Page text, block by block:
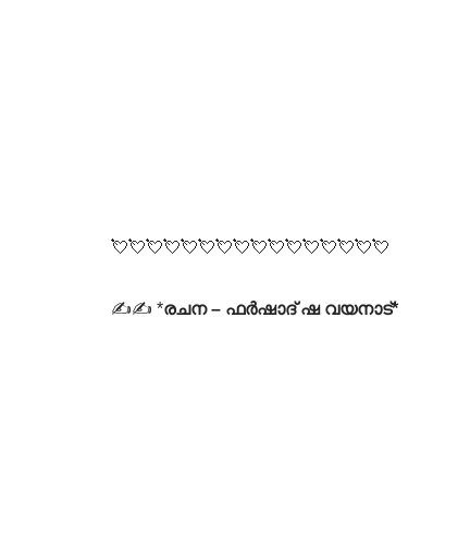
💘💘💘💘💘💘💘💘💘💘💘💘💘💘💘💘
✍✍ *രചന – ഫർഷാദ് ഷ വയനാട്*